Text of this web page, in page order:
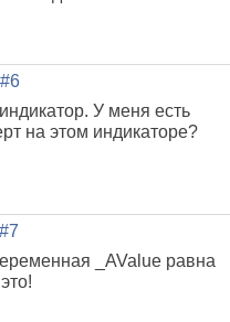
#6
У меня есть
на этом индикаторе?
#7
_AValue равна